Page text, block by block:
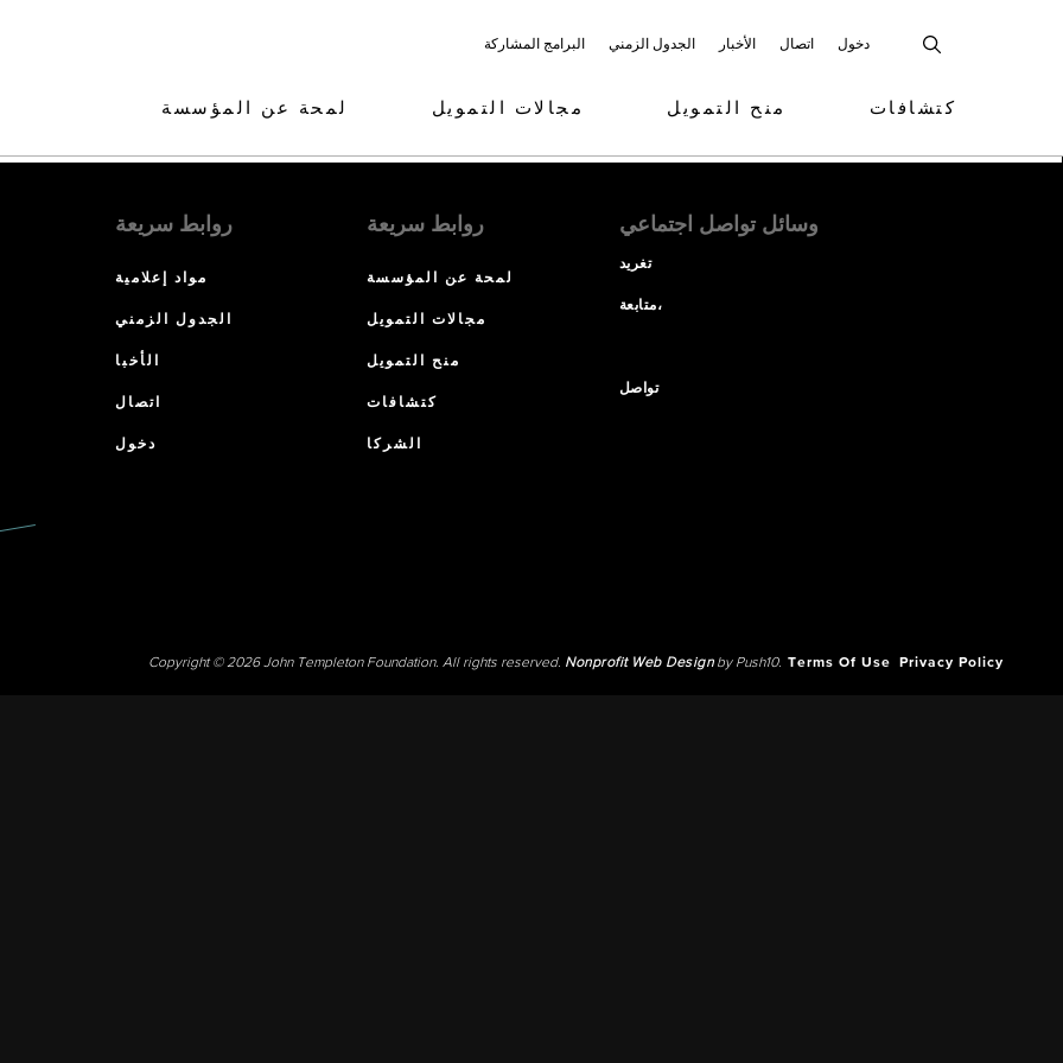
البرامج المشاركة الجدول الزمني الأخبار اتصال دخول
لمحة عن المؤسسة مجالات التمويل منح التمويل كتشافات
روابط سريعة
مواد إعلامية
الجدول الزمني
الأخبا
اتصال
دخول
روابط سريعة
لمحة عن المؤسسة
مجالات التمويل
منح التمويل
كتشافات
الشركا
وسائل تواصل اجتماعي
تغريد
متابعة،
تواصل
Copyright © 2026 John Templeton Foundation. All rights reserved. Nonprofit Web Designby Push10. Terms Of Use Privacy Policy